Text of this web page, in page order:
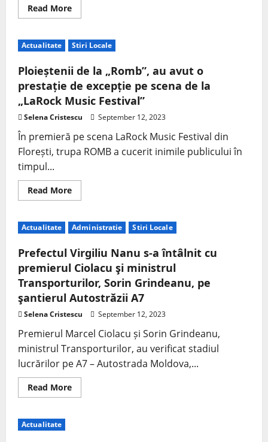
Read More
Actualitate Stiri Locale
Ploieștenii de la „Romb”, au avut o
prestație de excepție pe scena de la
„LaRock Music Festival”
Selena Cristescu September 12, 2023
În premieră pe scena LaRock Music Festival din
Florești, trupa ROMB a cucerit inimile publicului în
timpul...
Read More
Actualitate Administratie Stiri Locale
Prefectul Virgiliu Nanu s-a întâlnit cu
premierul Ciolacu şi ministrul
Transporturilor, Sorin Grindeanu, pe
şantierul Autostrăzii A7
Selena Cristescu September 12, 2023
Premierul Marcel Ciolacu și Sorin Grindeanu,
ministrul Transporturilor, au verificat stadiul
lucrărilor pe A7 – Autostrada Moldova,...
Read More
Actualitate